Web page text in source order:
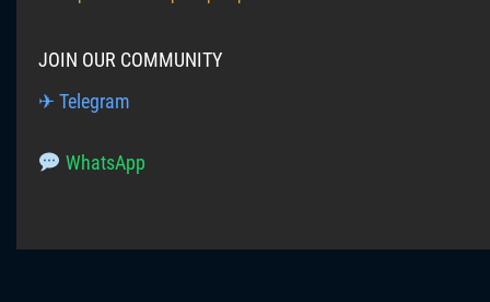
JOIN OUR COMMUNITY
✈ Telegram
WhatsApp